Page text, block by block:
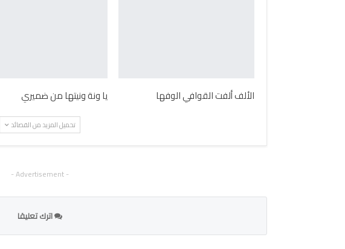
الألف ألفت القوافي الوفها يا ونة ونيتها من ضميري
تحميل المزيد من القصائد
- Advertisement -
اترك تعليقا